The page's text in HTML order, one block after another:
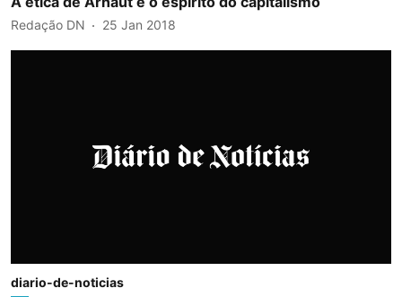
Redação DN 25 Jan 2018
diario-de-noticias